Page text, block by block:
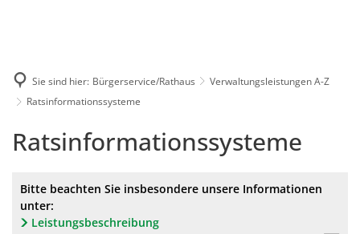
Sie sind hier: Bürgerservice/Rathaus
Verwaltungsleistungen A-Z
Ratsinformationssysteme
Ratsinformationssysteme
Bitte beachten Sie insbesondere unsere Informationen
unter:
Leistungsbeschreibung